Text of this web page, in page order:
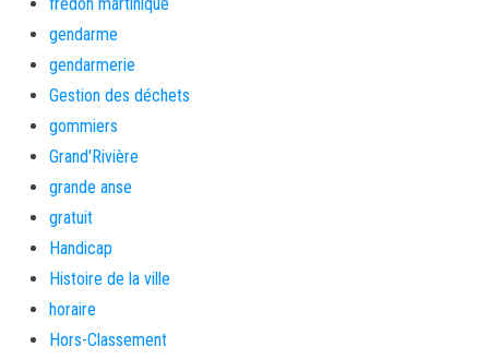
gendarme
gendarmerie
Gestion des déchets
gommiers
Grand'Rivière
grande anse
gratuit
Handicap
Histoire de la ville
horaire
Hors-Classement